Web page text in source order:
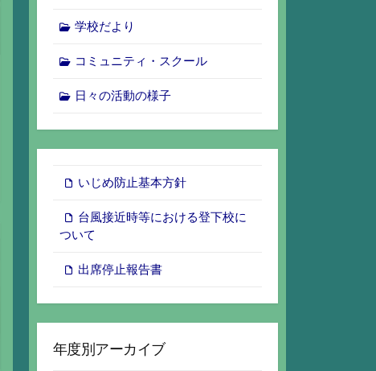
学校だより
コミュニティ・スクール
日々の活動の様子
いじめ防止基本方針
台風接近時等における登下校に
ついて
出席停止報告書
年度別アーカイブ